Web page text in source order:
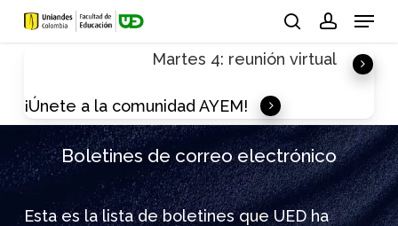
Skip
Menu
Martes 4: reunión virtual
¡Únete a la comunidad AYEM!
Boletines de correo electrónico
Esta es la lista de boletines que UED ha